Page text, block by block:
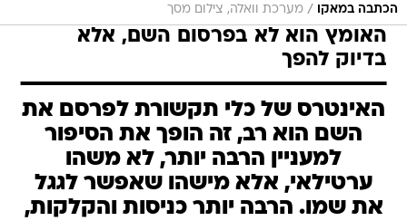
הכתבה במאקו / מערכת וואלה, צילום מסך
האומץ הוא לא בפרסום השם, אלא
בדיוק להפך
האינטרס של כלי תקשורת לפרסם את
השם הוא רב, זה הופך את הסיפור
למעניין הרבה יותר, לא משהו
ערטילאי, אלא מישהו שאפשר לגגל
את שמו. הרבה יותר כניסות והקלקות,